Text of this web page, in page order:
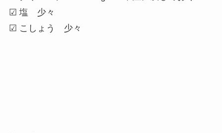
☑ 塩 少々
☑ こしょう 少々